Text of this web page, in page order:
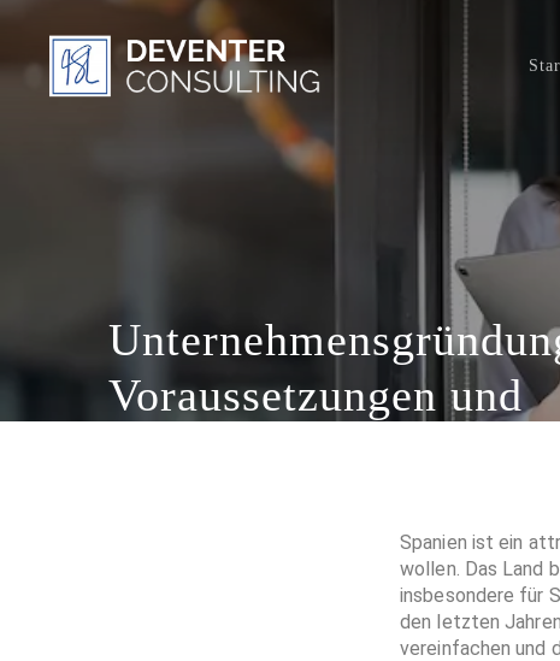
Voraussetzungen und
Spanien ist ein
wollen. Das Land
insbesondere für
den letzten
vereinfachen und